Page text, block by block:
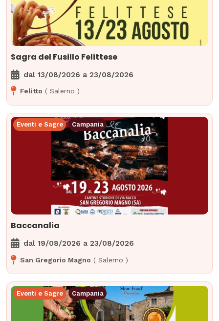
Sagra del Fusillo Felittese
dal13/08/2026 a 23/08/2026
Felitto (Salerno )
Eventi e Sagre Campania
Baccanalia
dal19/08/2026 a 23/08/2026
San Gregorio Magno (Salerno )
Eventi e Sagre Campania